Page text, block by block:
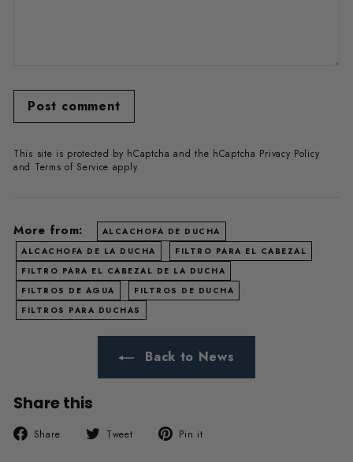
Post comment
This site is protected by hCaptcha and the hCaptcha Privacy Policy
and Terms of Service apply.
More from:
ALCACHOFA DE DUCHA
ALCACHOFA DE LA DUCHA
FILTRO PARA EL CABEZAL
FILTRO PARA EL CABEZAL DE LA DUCHA
FILTROS DE AGUA
FILTROS DE DUCHA
FILTROS PARA DUCHAS
Back to News
Share this
Share
Share Tweet
Tweet Pin it